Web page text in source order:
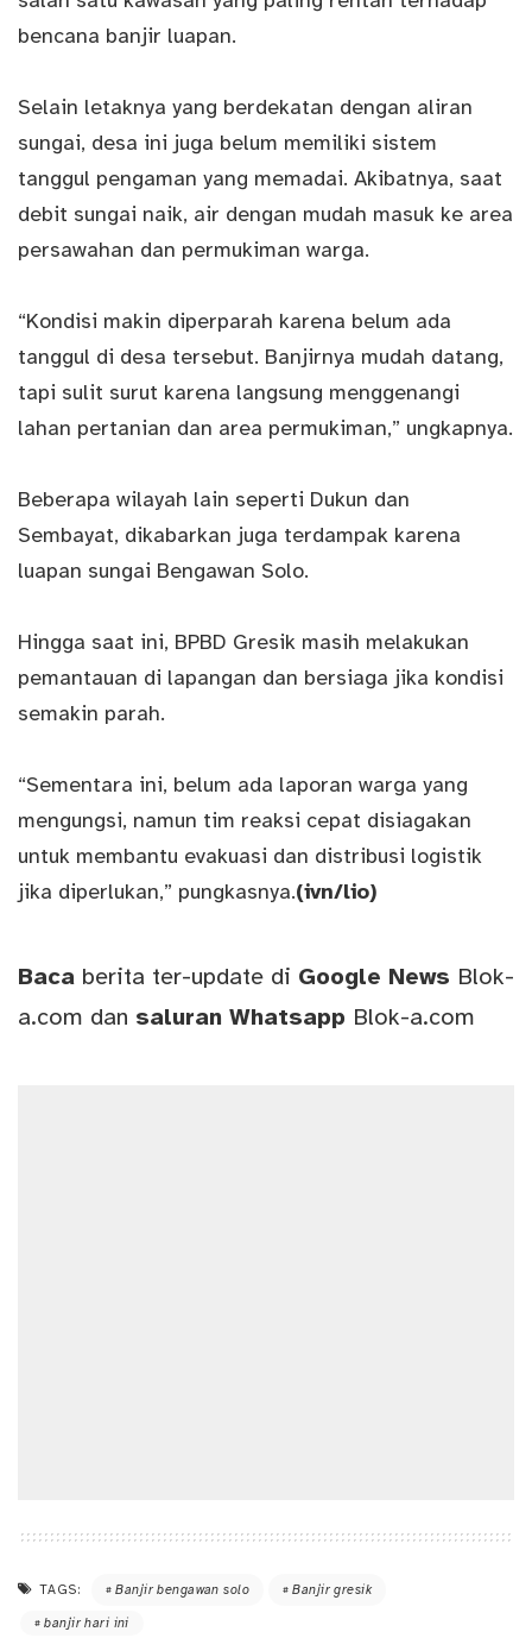
bencana banjir luapan.
Selain letaknya yang berdekatan dengan aliran
sungai, desa ini juga belum memiliki sistem
tanggul pengaman yang memadai. Akibatnya, saat
debit sungai naik, air dengan mudah masuk ke area
persawahan dan permukiman warga.
“Kondisi makin diperparah karena belum ada
tanggul di desa tersebut. Banjirnya mudah datang,
tapi sulit surut karena langsung menggenangi
lahan pertanian dan area permukiman,” ungkapnya.
Beberapa wilayah lain seperti Dukun dan
Sembayat, dikabarkan juga terdampak karena
luapan sungai Bengawan Solo.
Hingga saat ini, BPBD Gresik masih melakukan
pemantauan di lapangan dan bersiaga jika kondisi
semakin parah.
“Sementara ini, belum ada laporan warga yang
mengungsi, namun tim reaksi cepat disiagakan
untuk membantu evakuasi dan distribusi logistik
jika diperlukan,” pungkasnya.(ivn/lio)
Baca berita ter-update di Google News Blok-
a.com dan saluran Whatsapp Blok-a.com
TAGS: Banjir bengawan solo Banjir gresik
banjir hari ini